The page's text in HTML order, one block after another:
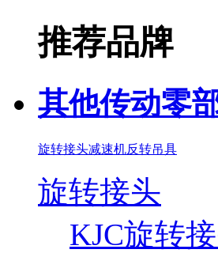
推荐品牌
其他传动零
旋转接头减速机反转吊具
旋转接头
KJC旋转